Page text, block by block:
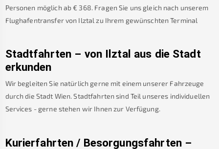
Personen möglich ab € 368. Fragen Sie uns gleich nach unserem
Flughafentransfer von Ilztal zu Ihrem gewünschten Terminal
Stadtfahrten – von Ilztal aus die Stadt
erkunden
Wir begleiten Sie natürlich gerne mit einem unserer Fahrzeuge
durch die Stadt Wien. Stadtfahrten sind Teil unseres individuellen
Services - gerne stehen wir Ihnen zur Verfügung.
Kurierfahrten / Besorgungsfahrten –